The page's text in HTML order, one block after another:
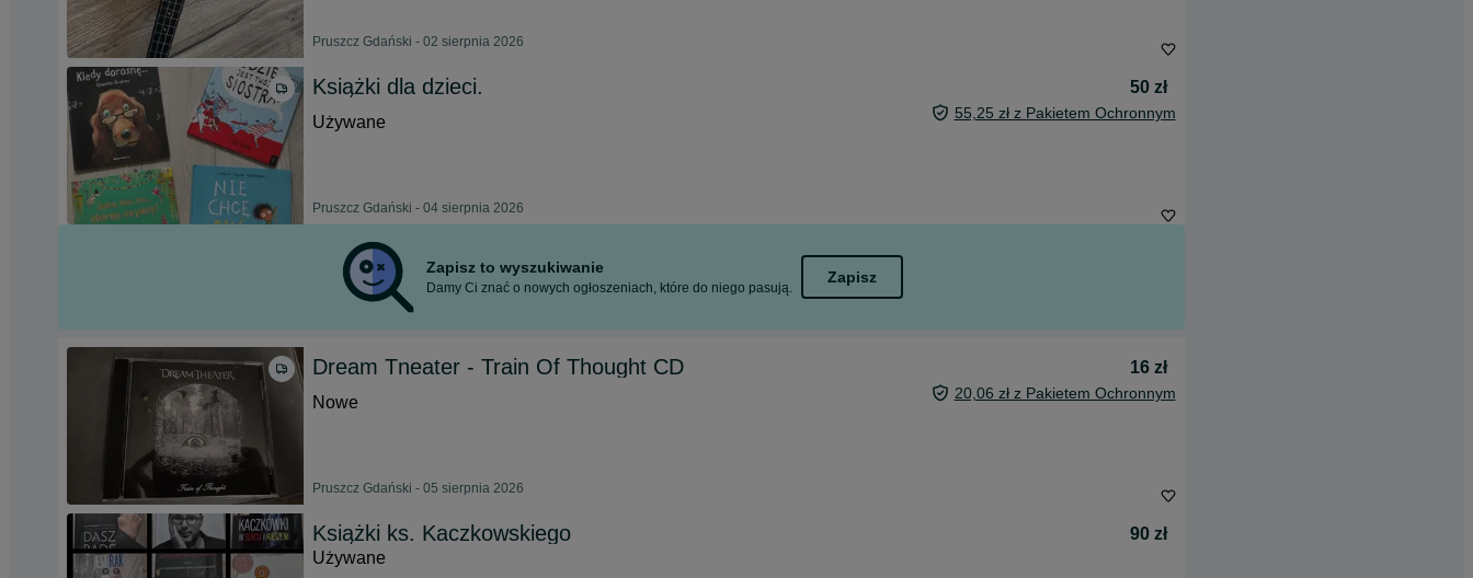
Pruszcz Gdański - 02 sierpnia 2026
Książki dla dzieci.
50 zł
Używane
55,25 zł z Pakietem Ochronnym
Pruszcz Gdański - 04 sierpnia 2026
Zapisz to wyszukiwanie
Damy Ci znać o nowych ogłoszeniach, które do niego pasują.
Zapisz
Dream Tneater - Train Of Thought CD
16 zł
Nowe
20,06 zł z Pakietem Ochronnym
Pruszcz Gdański - 05 sierpnia 2026
Książki ks. Kaczkowskiego
90 zł
Używane